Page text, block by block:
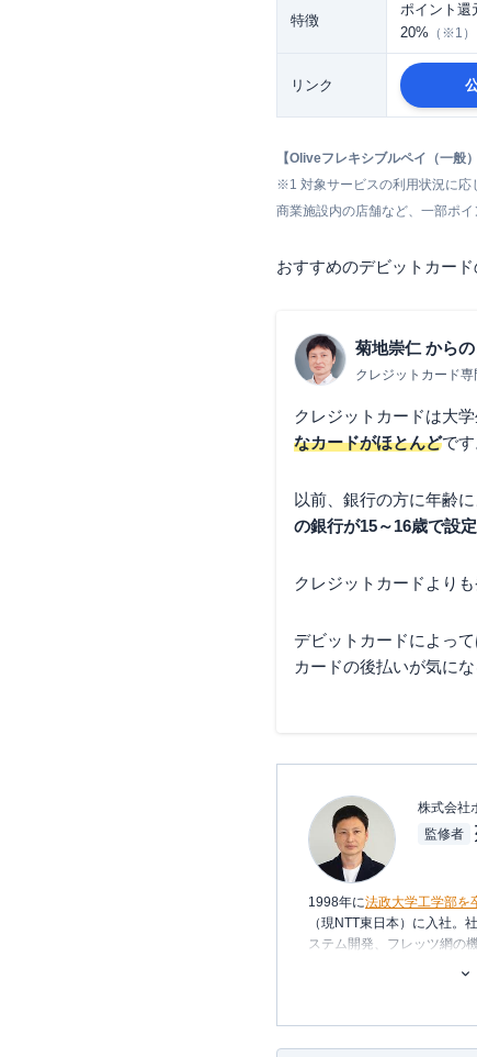
特徴
ポイント還
20% （※1）
リンク
【Oliveフレキシブルペイ（一般）
※1 対象サービスの利用状況に応
商業施設内の店舗など、一部ポ
おすすめのデビットカード
菊地崇仁 から
クレジットカード専
クレジットカードは大
なカードがほとんどです
以前、銀行の方に年齢
の銀行が15～16歳で設定
クレジットカードより
デビットカードによって
カードの後払いが気に
株式会社
監修者
1998年に法政大学工学部を
（現NTT東日本）に入社。
ステム開発、フレッツ網の
年、友人と共に起業し、シ
2011年3月代表取締役に就任
いるポイントは約230種類